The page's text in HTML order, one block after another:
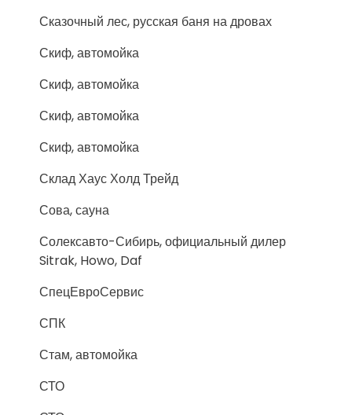
Сказочный лес, русская баня на дровах
Скиф, автомойка
Скиф, автомойка
Скиф, автомойка
Скиф, автомойка
Склад Хаус Холд Трейд
Сова, сауна
Солексавто-Сибирь, официальный дилер
Sitrak, Howo, Daf
СпецЕвроСервис
СПК
Стам, автомойка
СТО